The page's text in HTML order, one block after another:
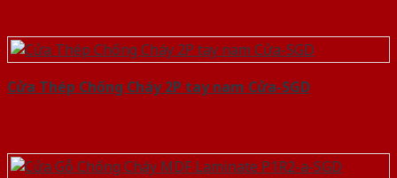
Cửa Thép Chống Cháy 2P tay nam Cửa-SGD